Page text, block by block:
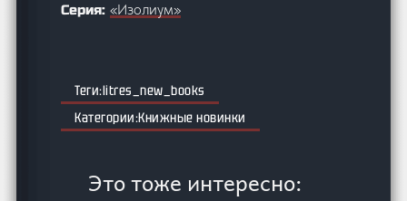
Серия:«Изолиум»
litres_new_books
Книжные новинки
Это тоже интересно: